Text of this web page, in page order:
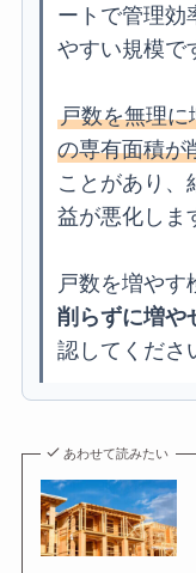
ートで管理効
やすい規模で
戸数を無理に
の専有面積が
ことがあり、
益が悪化しま
戸数を増やす
削らずに増や
認してくださ
あわせて読みたい